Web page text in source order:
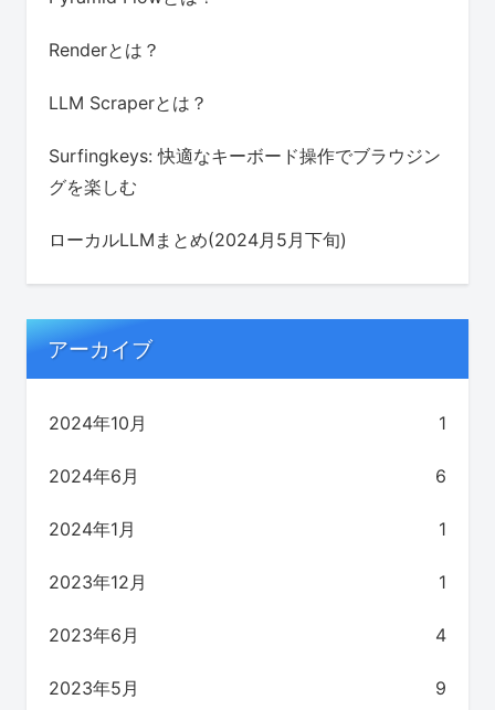
Renderとは？
LLM Scraperとは？
Surfingkeys: 快適なキーボード操作でブラウジン
グを楽しむ
ローカルLLMまとめ(2024月5月下旬)
アーカイブ
2024年10月 1
2024年6月 6
2024年1月 1
2023年12月 1
2023年6月 4
2023年5月 9